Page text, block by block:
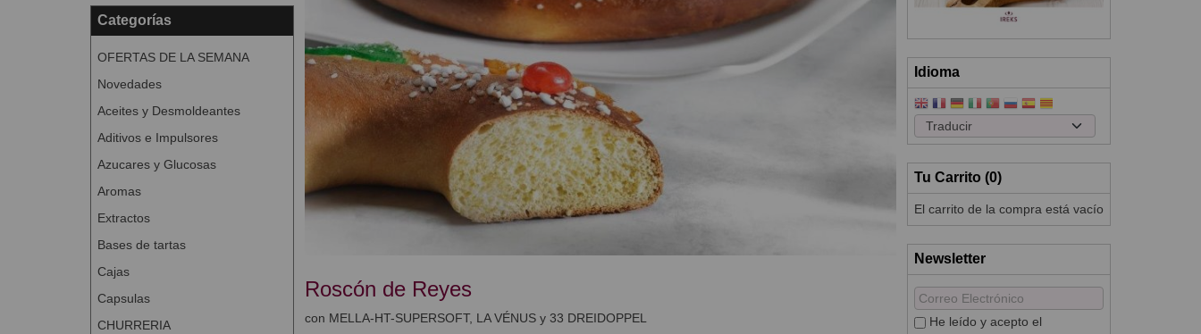
Categorías
OFERTAS DE LA SEMANA
Novedades
Aceites y Desmoldeantes
Aditivos e Impulsores
Azucares y Glucosas
Aromas
Extractos
Bases de tartas
Cajas
Capsulas
CHURRERIA
Roscón de Reyes
con MELLA-HT-SUPERSOFT, LA VÉNUS y 33 DREIDOPPEL
Idioma
Tu Carrito (0)
El carrito de la compra está vacío
Newsletter
He leído y acepto el